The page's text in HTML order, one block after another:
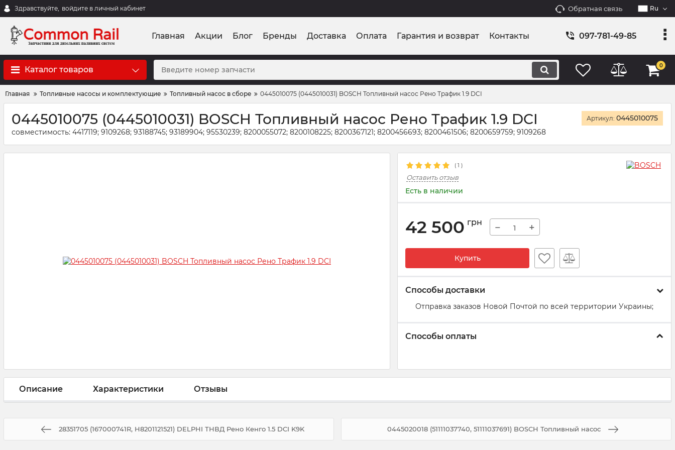
Здравствуйте, войдите в личный кабинет Обратная связь Ru
Главная Акции Блог Бренды Доставка Оплата Гарантия и возврат Контакты 097-781-49-85
Каталог товаров 0
Главная Топливные насосы и комплектующие Топливный насос в сборе 0445010075 (0445010031) BOSCH Топливный насос Рено Трафик 1.9 DCI
0445010075 (0445010031) BOSCH Топливный насос Рено Трафик 1.9 DCI
совместимость: 4417119; 9109268; 93188745; 93189904; 95530239; 8200055072; 8200108225; 8200367121; 8200456693; 8200461506; 8200659759; 9109268
Артикул: 0445010075
( 1 )
Оставить отзыв
Есть в наличии
42 500 грн − +
Купить
Способы доставки
Отправка заказов Новой Почтой по всей территории Украины;
Способы оплаты
Описание Характеристики Отзывы
28351705 (167000741R, H8201121521) DELPHI ТНВД Рено Кенго 1.5 DCI K9K 0445020018 (51111037740, 51111037691) BOSCH Топливный насос